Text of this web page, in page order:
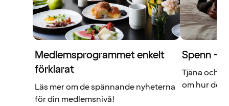
Medlemsprogrammet enkelt
förklarat
Läs mer om de spännande nyheterna
för din medlemsnivå!
Spenn –
Tjäna och
om hur det